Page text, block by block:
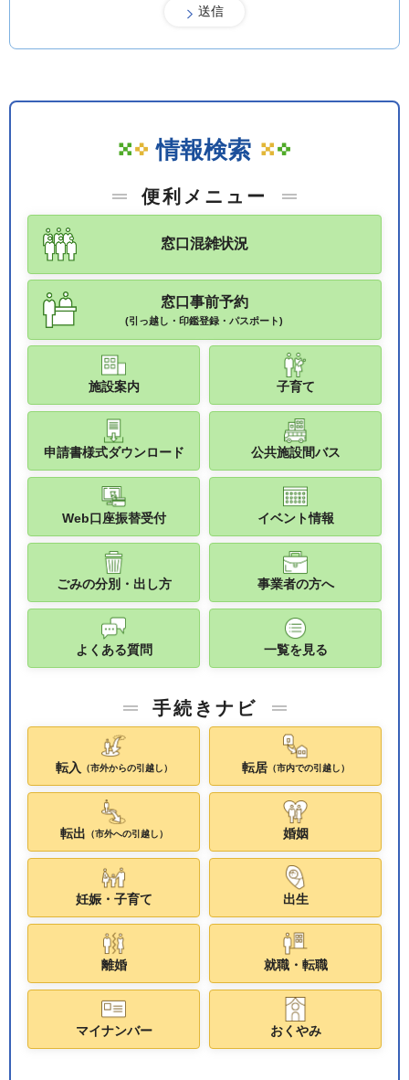
情報検索
便利メニュー
窓口混雑状況
窓口事前予約
(引っ越し・印鑑登録・パスポート)
施設案内 子育て
申請書様式ダウンロード 公共施設間バス
Web口座振替受付 イベント情報
ごみの分別・出し方 事業者の方へ
よくある質問 一覧を見る
手続きナビ
転入 （市外からの引越し） 転居（市内での引越し）
転出 （市外への引越し） 婚姻
妊娠・子育て 出生
離婚 就職・転職
マイナンバー おくやみ